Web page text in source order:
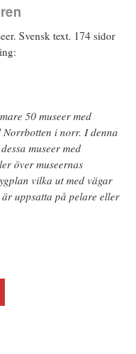
Svensk text. 174 sidor
50 museer med
i norr. I denna
museer med
över museernas
vilka ut med vägar
uppsatta på pelare eller